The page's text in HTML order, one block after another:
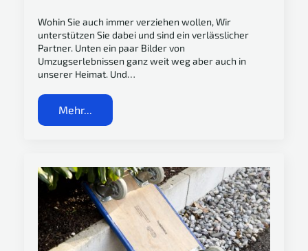
Wohin Sie auch immer verziehen wollen, Wir
unterstützen Sie dabei und sind ein verlässlicher
Partner. Unten ein paar Bilder von
Umzugserlebnissen ganz weit weg aber auch in
unserer Heimat. Und…
Mehr...